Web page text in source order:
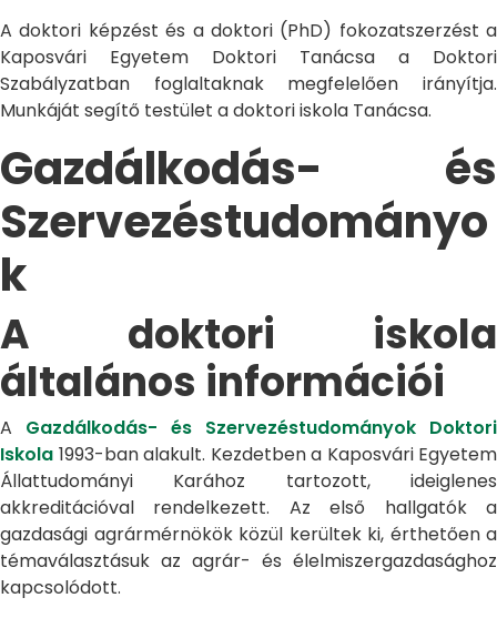
A doktori képzést és a doktori (PhD) fokozatszerzést a
Kaposvári Egyetem Doktori Tanácsa a Doktori
Szabályzatban foglaltaknak megfelelően irányítja.
Munkáját segítő testület a doktori iskola Tanácsa.
Gazdálkodás- és
Szervezéstudományo
k
A doktori iskola
általános információi
A Gazdálkodás- és Szervezéstudományok Doktori
Iskola 1993-ban alakult. Kezdetben a Kaposvári Egyetem
Állattudományi Karához tartozott, ideiglenes
akkreditációval rendelkezett. Az első hallgatók a
gazdasági agrármérnökök közül kerültek ki, érthetően a
témaválasztásuk az agrár- és élelmiszergazdasághoz
kapcsolódott.